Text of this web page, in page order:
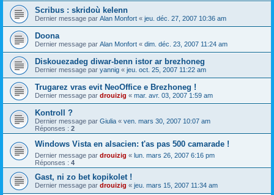
Scribus : skridoù kelenn
Dernier message par Alan Monfort « jeu. déc. 27, 2007 10:36 am
Doona
Dernier message par Alan Monfort « dim. déc. 23, 2007 11:24 am
Diskouezadeg diwar-benn istor ar brezhoneg
Dernier message par yannig « jeu. oct. 25, 2007 11:22 am
Trugarez vras evit NeoOffice e Brezhoneg !
Dernier message par drouizig « mar. avr. 03, 2007 1:59 am
Kontroll ?
Dernier message par Giulia « ven. mars 30, 2007 10:07 am
Réponses : 2
Windows Vista en alsacien: t'as pas 500 camarade !
Dernier message par drouizig « lun. mars 26, 2007 6:16 pm
Réponses : 4
Gast, ni zo bet kopikolet !
Dernier message par drouizig « jeu. mars 15, 2007 11:34 am